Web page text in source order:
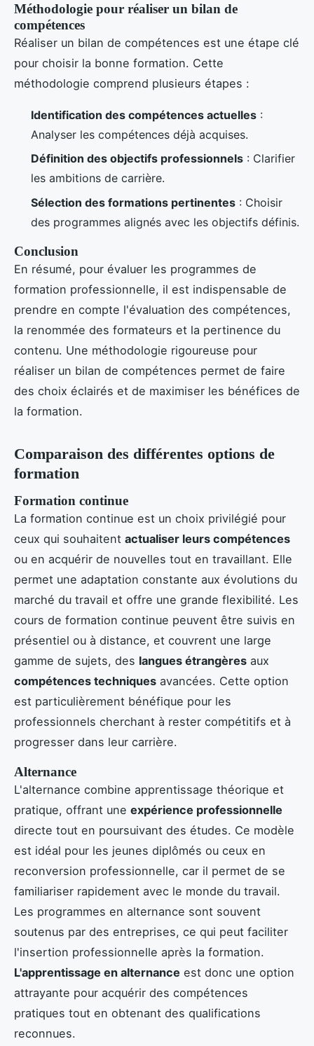
Méthodologie pour réaliser un bilan de
compétences
Réaliser un bilan de compétences est une étape clé
pour choisir la bonne formation. Cette
méthodologie comprend plusieurs étapes :
Identification des compétences actuelles :
Analyser les compétences déjà acquises.
Définition des objectifs professionnels : Clarifier
les ambitions de carrière.
Sélection des formations pertinentes : Choisir
des programmes alignés avec les objectifs définis.
Conclusion
En résumé, pour évaluer les programmes de
formation professionnelle, il est indispensable de
prendre en compte l'évaluation des compétences,
la renommée des formateurs et la pertinence du
contenu. Une méthodologie rigoureuse pour
réaliser un bilan de compétences permet de faire
des choix éclairés et de maximiser les bénéfices de
la formation.
Comparaison des différentes options de
formation
Formation continue
La formation continue est un choix privilégié pour
ceux qui souhaitent actualiser leurs compétences
ou en acquérir de nouvelles tout en travaillant. Elle
permet une adaptation constante aux évolutions du
marché du travail et offre une grande flexibilité. Les
cours de formation continue peuvent être suivis en
présentiel ou à distance, et couvrent une large
gamme de sujets, des langues étrangères aux
compétences techniques avancées. Cette option
est particulièrement bénéfique pour les
professionnels cherchant à rester compétitifs et à
progresser dans leur carrière.
Alternance
L'alternance combine apprentissage théorique et
pratique, offrant une expérience professionnelle
directe tout en poursuivant des études. Ce modèle
est idéal pour les jeunes diplômés ou ceux en
reconversion professionnelle, car il permet de se
familiariser rapidement avec le monde du travail.
Les programmes en alternance sont souvent
soutenus par des entreprises, ce qui peut faciliter
l'insertion professionnelle après la formation.
L'apprentissage en alternance est donc une option
attrayante pour acquérir des compétences
pratiques tout en obtenant des qualifications
reconnues.